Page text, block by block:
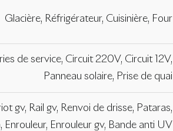
Glacière, Réfrigérateur, Cuisinière, Four
de service, Circuit 220V, Circuit 12V,
Panneau solaire, Prise de quai
gv, Rail gv, Renvoi de drisse, Pataras,
Enrouleur, Enrouleur gv, Bande anti UV